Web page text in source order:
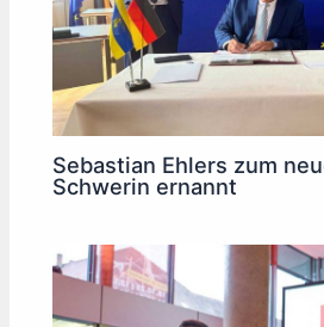
Sebastian Ehlers zum
Schwerin ernannt